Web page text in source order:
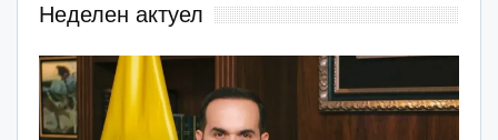
Неделен актуел